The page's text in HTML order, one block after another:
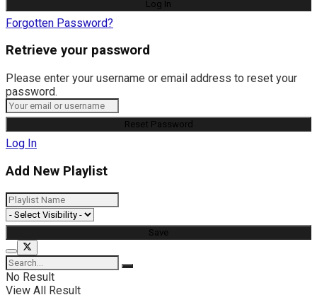
Forgotten Password?
Retrieve your password
Please enter your username or email address to reset your
password.
Log In
Add New Playlist
No Result
View All Result